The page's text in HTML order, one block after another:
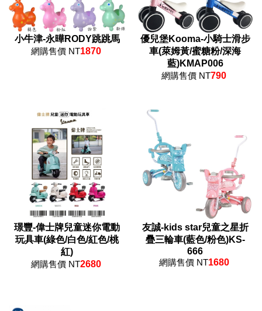
小牛津-永曄RODY跳跳馬
網購售價 NT1870
優兒堡Kooma-小騎士滑步
車(萊姆黃/蜜糖粉/深海
藍)KMAP006
網購售價 NT790
璟豐-偉士牌兒童迷你電動
玩具車(綠色/白色/紅色/桃
紅)
網購售價 NT2680
友誠-kids star兒童之星折
疊三輪車(藍色/粉色)KS-
666
網購售價 NT1680